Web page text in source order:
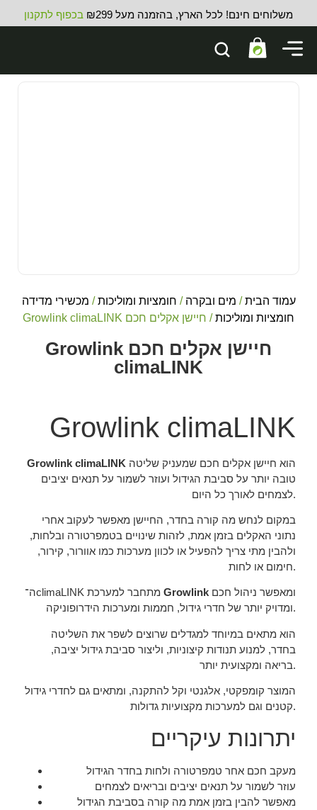
משלוחים חינם! לכל הארץ, בהזמנה מעל ₪299 בכפוף לתקנון
עמוד הבית/ מים ובקרה / חומציות ומוליכות/ מכשירי מדידה
חומציות ומוליכות/ חיישן אקלים חכם Growlink climaLINK
חיישן אקלים חכם Growlink
climaLINK
Growlink climaLINK
Growlink climaLINK
טובה יותר על סביבת הגידול ועוזר לשמור על תנאים יציבים
לצמחים לאורך כל היום.
במקום לנחש מה קורה בחדר, החיישן מאפשר לעקוב אחרי
נתוני האקלים בזמן אמת, לזהות שינויים בטמפרטורה ובלחות,
ולהבין מתי צריך להפעיל או לכוון מערכות כמו אוורור, קירור,
חימום או לחות.
Growlink
ומדויק יותר של חדרי גידול, חממות ומערכות הידרופוניקה.
הוא מתאים במיוחד למגדלים שרוצים לשפר את השליטה
בחדר, למנוע תנודות קיצוניות, וליצור סביבת גידול יציבה,
בריאה ומקצועית יותר.
המוצר קומפקטי, אלגנטי וקל להתקנה, ומתאים גם לחדרי גידול
קטנים וגם למערכות מקצועיות גדולות.
יתרונות עיקריים
מעקב חכם אחר טמפרטורה ולחות בחדר הגידול
עוזר לשמור על תנאים יציבים ובריאים לצמחים
מאפשר להבין בזמן אמת מה קורה בסביבת הגידול